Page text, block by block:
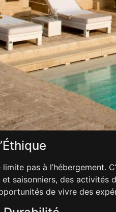
pas à l’hébergement.
saisonniers, des activités
de vivre des